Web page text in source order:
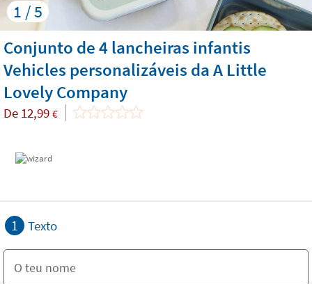
1 / 5
Conjunto de 4 lancheiras infantis
Vehicles personalizáveis da A Little
Lovely Company
De 12,99 €
1 Texto